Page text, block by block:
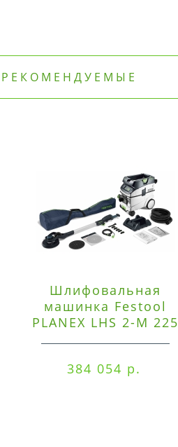
РЕКОМЕНДУЕМЫЕ
Шлифовальная
машинка Festool
PLANEX LHS 2-M 225
384 054 р.